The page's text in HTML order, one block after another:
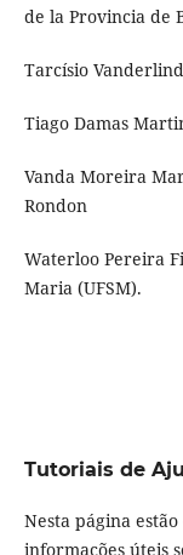
de la Provincia de
Tarcísio
Tiago Damas
Vanda Moreira
Rondon
Waterloo Pereira
Maria (UFSM).
Tutoriais de
Nesta página
informações úteis